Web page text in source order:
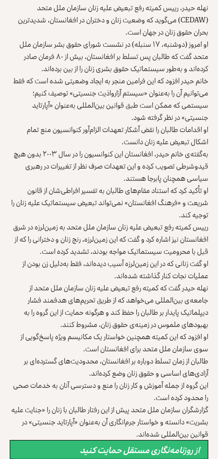
نهله حیدر، رییس کمیته‌ رفع تبعیض علیه زنان سازمان ملل متحد
(CEDAW) می‌گوید که وضعیت زنان و دختران در افغانستان، شدیدترین
بحران حقوق زنان در جهان است.
او امروز (دوشنبه، ۱۷ سنبله) در نشست شورای حقوق‌‌ بشر سازمان ملل
متحد گفت که طالبان پس تسلط بر افغانستان، بیش از ۸۰ فرمان صادر
کرده‌اند و به‌طور سیستماتیک حقوق‌ بشری زنان را از بین برده‌اند.
خانم حیدر افزود که این فرامین منجر به ایجاد وضعیتی شده است که فقط
می‌توانیم آن را به‌عنوان «سیستم آزارواذیت‌ جنسیتی» توصیف کنیم؛
سیستمی که ممکن است طبق قوانین بین‌المللی به‌عنوان «آپارتاید
جنسیتی» در نظر گرفته شود.
او اقدامات طالبان را نقض آشکار تعهدات الزام‌آور کنوانسیون منع تمام
اشکال تبعیض علیه زنان دانست.
به‌گفته‌ی خانم حیدر، افغانستان این کنوانسیون را در سال ۲۰۰۳ بدون هیچ
قید‌وشرطی تصویب کرده و این تعهدات صرف نظر از تغییرات در رهبری
سیاسی همچنان پابرجا هستند.
او تأکید کرد که استناد مقام‌های طالبان به تفسیر افراطی‌شان از قانون
شریعت و «فرهنگ افغانستان» نمی‌تواند تبعیض سیستماتیک علیه زنان را
توجیه کند.
رییس کمیته‌ رفع تبعیض علیه زنان سازمان ملل متحد به زمین‌لرزه در شرق
افغانستان نیز اشاره کرد و گفت که این زمین‌لرزه، رنج زنان و دخترانی را که از
قبل با محرومیت سیستماتیک مواجه بودند، تشدید کرده است.
او گفت زنانی که در این زمین‌لرزه آسیب دیده‌اند، فقط به‌دلیل زن بودن از
عملیات نجات کنار گذاشته شده‌اند.
نهله حیدر گفت که کمیته رفع تبعیض علیه زنان سازمان ملل متحد از
جامعه‌ی بین‌المللی می‌خواهد که از طریق تحریم‌های هدفمند فشار
دیپلماتیک پایدار بر طالبان را حفظ کند و هرگونه حمایت از این گروه را به
بهبودهای ملموس در زمینه‌ی حقوق زنان، مشروط کنند.
او افزود که این کمیته همچنین خواستار یک مکانیسم ویژه پاسخ‌گویی از
سوی سازمان ملل متحد برای افغانستان است.
طالبان از زمان تسلط دوباره بر افغانستان، محدودیت‌های گسترده‌ای بر
آزادی‌های اساسی و حقوق زنان وضع کرده‌اند.
این گروه از جمله آموزش و کار زنان را منع و دسترسی آنان به خدمات صحی
را محدود کرده است.
گزارشگران سازمان ملل متحد پیش از این رفتار طالبان با زنان را «جنایت علیه
بشریت» دانسته و خواستار جرم‌انگاری آن به‌عنوان «آپارتاید جنسیتی» در
قوانین بین‌المللی شده‌اند.
از روزنامه‌نگاری مستقل حمایت کنید